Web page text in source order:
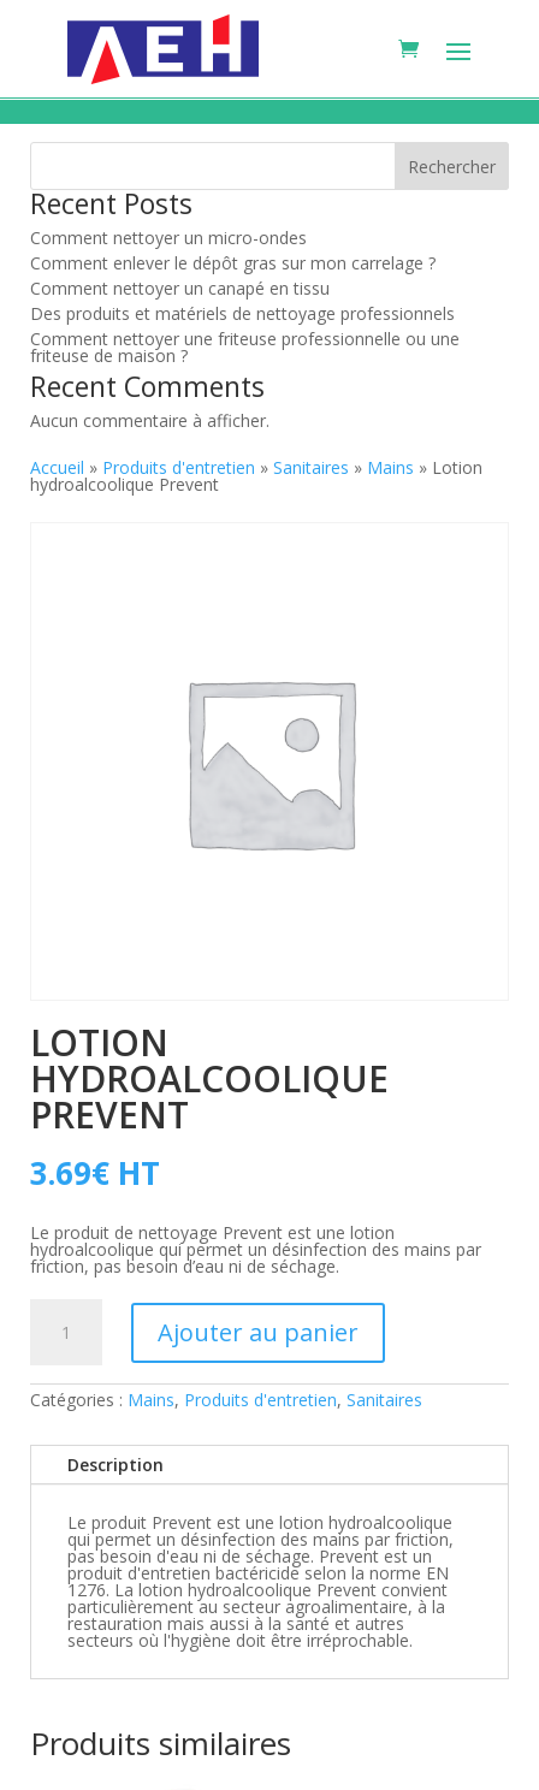
Rechercher
Recent Posts
Comment nettoyer un micro-ondes
Comment enlever le dépôt gras sur mon carrelage ?
Comment nettoyer un canapé en tissu
Des produits et matériels de nettoyage professionnels
Comment nettoyer une friteuse professionnelle ou une
friteuse de maison ?
Recent Comments
Aucun commentaire à afficher.
Accueil » Produits d'entretien » Sanitaires » Mains » Lotion
hydroalcoolique Prevent
LOTION
HYDROALCOOLIQUE
PREVENT
3.69€ HT
Le produit de nettoyage Prevent est une lotion
hydroalcoolique qui permet un désinfection des mains par
friction, pas besoin d’eau ni de séchage.
Lotion
hydroalcoolique
Ajouter au panier
Catégories : Mains, Produits d'entretien, Sanitaires
Description
Le produit Prevent est une lotion hydroalcoolique
qui permet un désinfection des mains par friction,
pas besoin d'eau ni de séchage. Prevent est un
produit d'entretien bactéricide selon la norme EN
1276. La lotion hydroalcoolique Prevent convient
particulièrement au secteur agroalimentaire, à la
restauration mais aussi à la santé et autres
secteurs où l'hygiène doit être irréprochable.
Produits similaires